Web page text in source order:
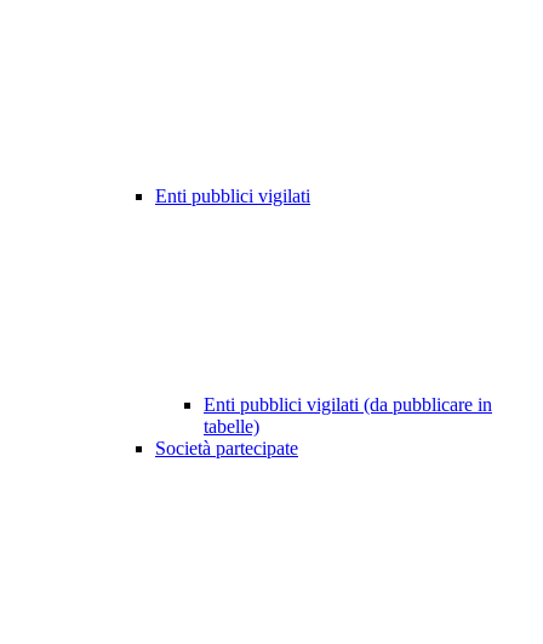
Enti pubblici vigilati
Enti pubblici vigilati (da pubblicare in
tabelle)
Società partecipate